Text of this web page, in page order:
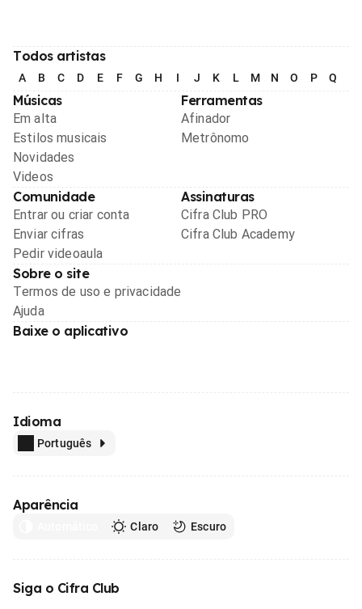
Todos artistas
A B C D E F G H I J K L M N O P Q
Músicas
Em alta
Estilos musicais
Novidades
Videos
Ferramentas
Afinador
Metrônomo
Comunidade
Entrar ou criar conta
Enviar cifras
Pedir videoaula
Assinaturas
Cifra Club PRO
Cifra Club Academy
Sobre o site
Termos de uso e privacidade
Ajuda
Baixe o aplicativo
Idioma
Português
Aparência
Claro Escuro
Siga o Cifra Club